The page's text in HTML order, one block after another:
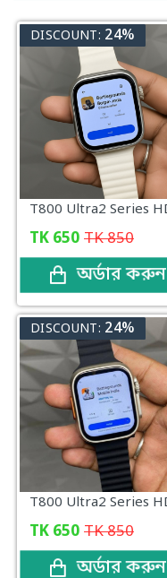
DISCOUNT: 24%
TK 650 TK850
অর্ডার করুন
DISCOUNT: 24%
TK 650 TK850
অর্ডার করুন